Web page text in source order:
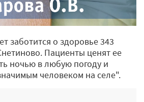
заботится о здоровье 343
Пациенты ценят ее
ночью в любую погоду и
человеком на селе".